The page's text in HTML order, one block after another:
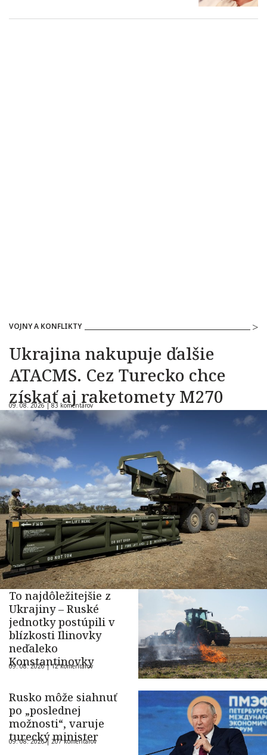
VOJNY A KONFLIKTY
Ukrajina nakupuje ďalšie
ATACMS. Cez Turecko chce
získať aj raketomety M270
09. 08. 2026 |83 komentárov
To najdôležitejšie z
Ukrajiny – Ruské
jednotky postúpili v
blízkosti Ilinovky
neďaleko
Konstantinovky
09. 08. 2026 |12 komentárov
Rusko môže siahnuť
po „poslednej
možnosti“, varuje
turecký minister
09. 08. 2026 | 207 komentárov